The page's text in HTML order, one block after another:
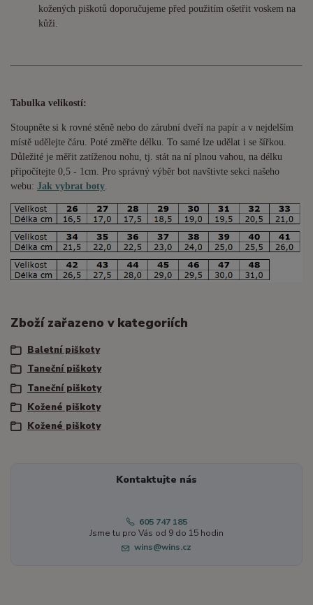
kožených piškotů doporučujeme před použitím ošetřit voskem na
kůži.
Tabulka velikostí:
Stoupněte si k rovné stěně nebo do zárubní dveří na papír a v nejdelším
místě udělejte čáru. Poté změřte délku. To samé lze udělat i se šířkou.
Důležité je měřit zatíženou nohu, tj. stát na ní plnou vahou, na délku
připočítejte 0,5 - 1cm . Pro správný výběr bot navštivte sekci našeho
webu: Jak vybrat boty
Zboží zařazeno v kategoriích
Baletní piškoty
Taneční piškoty
Taneční piškoty
Kožené piškoty
Kožené piškoty
Kontaktujte nás
605 747 185
Jsme tu pro Vás od 9 do 15 hodin
wins@wins.cz